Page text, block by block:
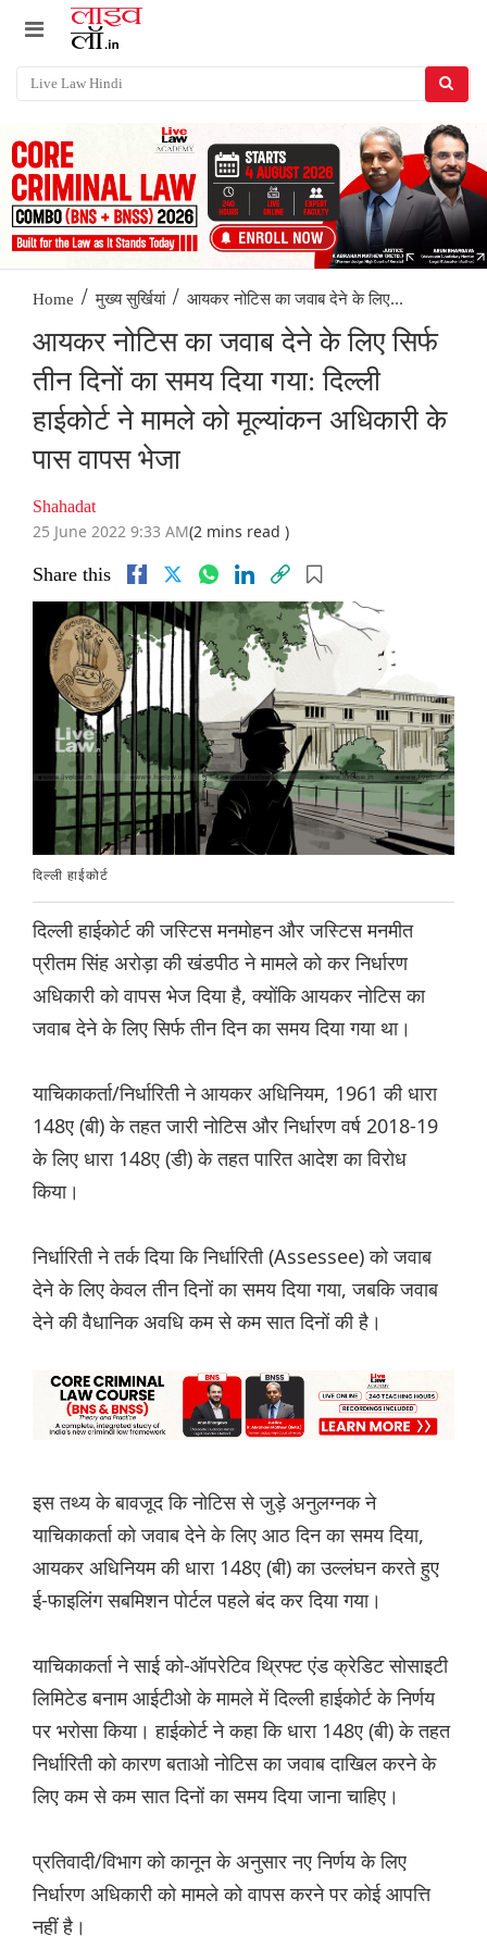
Home / मुख्य सुर्खियां / आयकर नोटिस का जवाब देने के लिए...
आयकर नोटिस का जवाब देने के लिए सिर्फ
तीन दिनों का समय दिया गया: दिल्ली
हाईकोर्ट ने मामले को मूल्यांकन अधिकारी के
पास वापस भेजा
Shahadat
25 June 2022 9:33 AM(2 mins read )
Share this
दिल्ली हाईकोर्ट
दिल्ली हाईकोर्ट की जस्टिस मनमोहन और जस्टिस मनमीत
प्रीतम सिंह अरोड़ा की खंडपीठ ने मामले को कर निर्धारण
अधिकारी को वापस भेज दिया है, क्योंकि आयकर नोटिस का
जवाब देने के लिए सिर्फ तीन दिन का समय दिया गया था।
याचिकाकर्ता/निर्धारिती ने आयकर अधिनियम, 1961 की धारा
148ए (बी) के तहत जारी नोटिस और निर्धारण वर्ष 2018-19
के लिए धारा 148ए (डी) के तहत पारित आदेश का विरोध
किया।
निर्धारिती ने तर्क दिया कि निर्धारिती (Assessee) को जवाब
देने के लिए केवल तीन दिनों का समय दिया गया, जबकि जवाब
देने की वैधानिक अवधि कम से कम सात दिनों की है।
इस तथ्य के बावजूद कि नोटिस से जुड़े अनुलग्नक ने
याचिकाकर्ता को जवाब देने के लिए आठ दिन का समय दिया,
आयकर अधिनियम की धारा 148ए (बी) का उल्लंघन करते हुए
ई-फाइलिंग सबमिशन पोर्टल पहले बंद कर दिया गया।
याचिकाकर्ता ने साई को-ऑपरेटिव थ्रिफ्ट एंड क्रेडिट सोसाइटी
लिमिटेड बनाम आईटीओ के मामले में दिल्ली हाईकोर्ट के निर्णय
पर भरोसा किया। हाईकोर्ट ने कहा कि धारा 148ए (बी) के तहत
निर्धारिती को कारण बताओ नोटिस का जवाब दाखिल करने के
लिए कम से कम सात दिनों का समय दिया जाना चाहिए।
प्रतिवादी/विभाग को कानून के अनुसार नए निर्णय के लिए
निर्धारण अधिकारी को मामले को वापस करने पर कोई आपत्ति
नहीं है।